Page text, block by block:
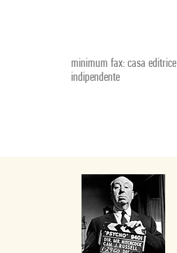
minimum fax: casa editrice
indipendente